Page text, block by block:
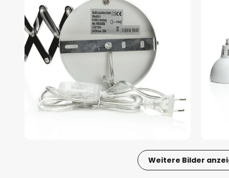
Weitere Bilder